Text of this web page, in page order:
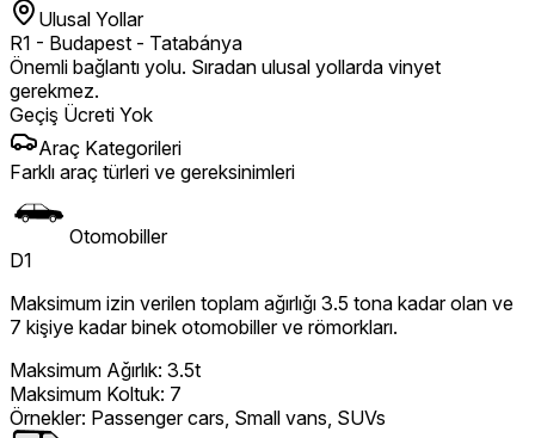
Ulusal Yollar
R1 - Budapest - Tatabánya
Önemli bağlantı yolu. Sıradan ulusal yollarda vinyet
gerekmez.
Geçiş Ücreti Yok
Araç Kategorileri
Farklı araç türleri ve gereksinimleri
Otomobiller
D1
Maksimum izin verilen toplam ağırlığı 3.5 tona kadar olan ve
7 kişiye kadar binek otomobiller ve römorkları.
Maksimum Ağırlık: 3.5t
Maksimum Koltuk: 7
Örnekler: Passenger cars, Small vans, SUVs